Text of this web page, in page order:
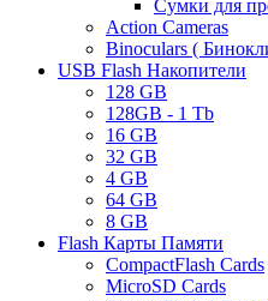
Сумки для
Action Cameras
Binoculars (
USB Flash Накопители
128 GB
128GB - 1 Tb
16 GB
32 GB
4 GB
64 GB
8 GB
Flash Карты Памяти
CompactFlash Cards
MicroSD Cards